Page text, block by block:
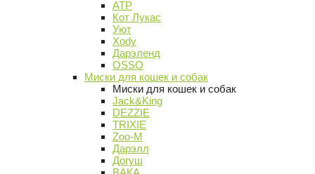
АТР
Кот Лукас
Уют
Xody
Дарэленд
OSSO
Миски для кошек и собак
Миски для кошек и собак
Jack&King
DEZZIE
TRIXIE
Zoo-M
Дарэлл
Догуш